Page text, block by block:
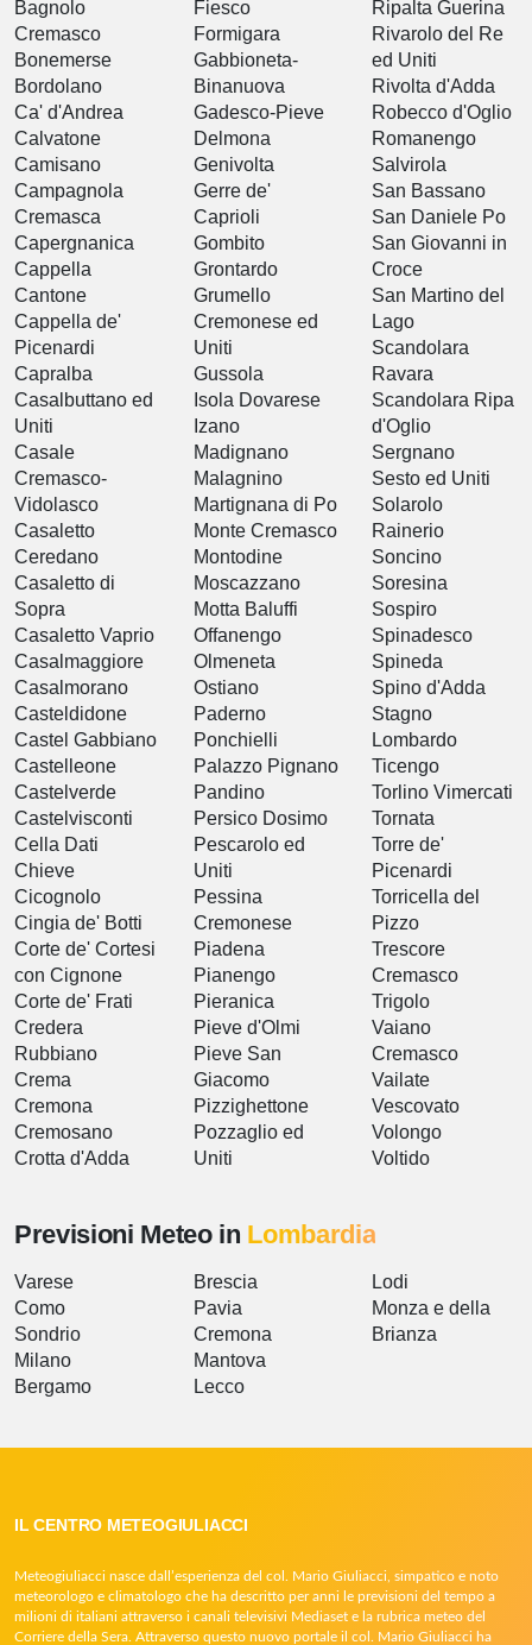
Bagnolo
Cremasco
Bonemerse
Bordolano
Ca' d'Andrea
Calvatone
Camisano
Campagnola
Cremasca
Capergnanica
Cappella
Cantone
Cappella de'
Picenardi
Capralba
Casalbuttano ed
Uniti
Casale
Cremasco-
Vidolasco
Casaletto
Ceredano
Casaletto di
Sopra
Casaletto Vaprio
Casalmaggiore
Casalmorano
Casteldidone
Castel Gabbiano
Castelleone
Castelverde
Castelvisconti
Cella Dati
Chieve
Cicognolo
Cingia de' Botti
Corte de' Cortesi
con Cignone
Corte de' Frati
Credera
Rubbiano
Crema
Cremona
Cremosano
Crotta d'Adda
Fiesco
Formigara
Gabbioneta-
Binanuova
Gadesco-Pieve
Delmona
Genivolta
Gerre de'
Caprioli
Gombito
Grontardo
Grumello
Cremonese ed
Uniti
Gussola
Isola Dovarese
Izano
Madignano
Malagnino
Martignana di Po
Monte Cremasco
Montodine
Moscazzano
Motta Baluffi
Offanengo
Olmeneta
Ostiano
Paderno
Ponchielli
Palazzo Pignano
Pandino
Persico Dosimo
Pescarolo ed
Uniti
Pessina
Cremonese
Piadena
Pianengo
Pieranica
Pieve d'Olmi
Pieve San
Giacomo
Pizzighettone
Pozzaglio ed
Uniti
Ripalta Guerina
Rivarolo del Re
ed Uniti
Rivolta d'Adda
Robecco d'Oglio
Romanengo
Salvirola
San Bassano
San Daniele Po
San Giovanni in
Croce
San Martino del
Lago
Scandolara
Ravara
Scandolara Ripa
d'Oglio
Sergnano
Sesto ed Uniti
Solarolo
Rainerio
Soncino
Soresina
Sospiro
Spinadesco
Spineda
Spino d'Adda
Stagno
Lombardo
Ticengo
Torlino Vimercati
Tornata
Torre de'
Picenardi
Torricella del
Pizzo
Trescore
Cremasco
Trigolo
Vaiano
Cremasco
Vailate
Vescovato
Volongo
Voltido
Previsioni Meteo in Lombardia
Varese
Como
Sondrio
Milano
Bergamo
Brescia
Pavia
Cremona
Mantova
Lecco
Lodi
Monza e della
Brianza
IL CENTRO METEOGIULIACCI
Meteogiuliacci nasce dall’esperienza del col. Mario Giuliacci, simpatico e noto
meteorologo e climatologo che ha descritto per anni le previsioni del tempo a
milioni di italiani attraverso i canali televisivi Mediaset e la rubrica meteo del
Corriere della Sera. Attraverso questo nuovo portale il col. Mario Giuliacci ha